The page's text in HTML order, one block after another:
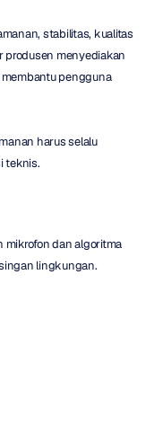
stabilitas, kualitas
produsen menyediakan
pengguna
harus selalu
teknis.
mikrofon dan algoritma
lingkungan.